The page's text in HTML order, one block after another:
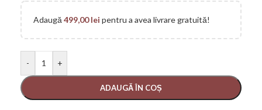
Adaugă499,00lei pentru a avea livrare gratuită!
- +
ADAUGĂ ÎN COȘ